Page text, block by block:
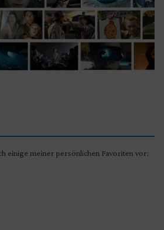
einige meiner persönlichen Favoriten vor: